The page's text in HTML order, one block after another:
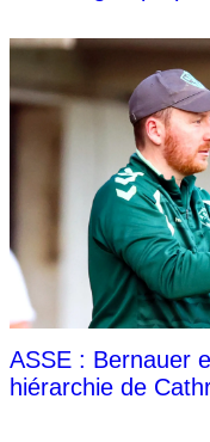
ASSE : Bernauer
hiérarchie de